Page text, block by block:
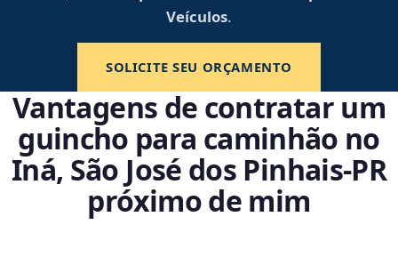
Veículos.
SOLICITE SEU ORÇAMENTO
Vantagens de contratar um
guincho para caminhão no
Iná, São José dos Pinhais‑PR
próximo de mim